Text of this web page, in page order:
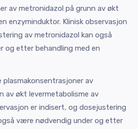
av metronidazol på grunn av økt
enzyminduktor. Klinisk observasjon
av metronidazol kan også
og etter behandling med en
plasmakonsentrasjoner av
av økt levermetabolisme av
er indisert, og dosejustering
være nødvendig under og etter